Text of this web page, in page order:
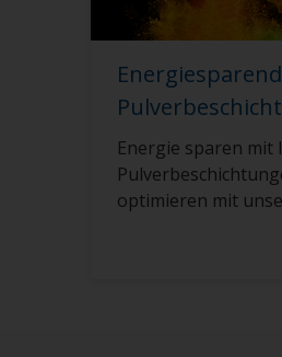
Energie sparen mit
optimieren mit